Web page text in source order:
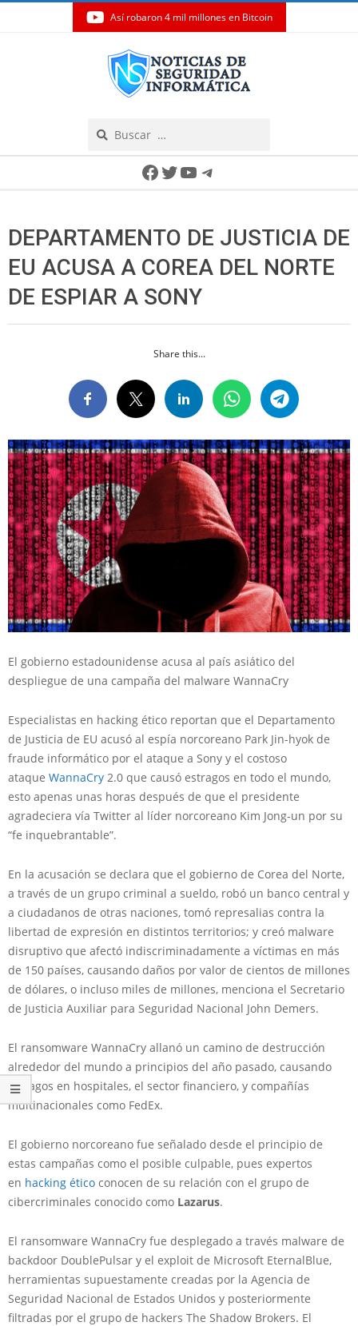
Así robaron 4 mil millones en Bitcoin
Facebook
Twitter
YouTube
Telegram
DEPARTAMENTO DE JUSTICIA DE
EU ACUSA A COREA DEL NORTE
DE ESPIAR A SONY
Share this...
El gobierno estadounidense acusa al país asiático del
despliegue de una campaña del malware WannaCry
Especialistas en hacking ético reportan que el Departamento
de Justicia de EU acusó al espía norcoreano Park Jin-hyok de
fraude informático por el ataque a Sony y el costoso
ataque WannaCry 2.0 que causó estragos en todo el mundo,
esto apenas unas horas después de que el presidente
agradeciera vía Twitter al líder norcoreano Kim Jong-un por su
“fe inquebrantable”.
En la acusación se declara que el gobierno de Corea del Norte,
a través de un grupo criminal a sueldo, robó un banco central y
a ciudadanos de otras naciones, tomó represalias contra la
libertad de expresión en distintos territorios; y creó malware
disruptivo que afectó indiscriminadamente a víctimas en más
de 150 países, causando daños por valor de cientos de millones
de dólares, o incluso miles de millones, menciona el Secretario
de Justicia Auxiliar para Seguridad Nacional John Demers.
El ransomware WannaCry allanó un camino de destrucción
alrededor del mundo a principios del año pasado, causando
estragos en hospitales, el sector financiero, y compañías
multinacionales como FedEx.
El gobierno norcoreano fue señalado desde el principio de
estas campañas como el posible culpable, pues expertos
en hacking ético conocen de su relación con el grupo de
cibercriminales conocido como Lazarus.
El ransomware WannaCry fue desplegado a través malware de
backdoor DoublePulsar y el exploit de Microsoft EternalBlue,
herramientas supuestamente creadas por la Agencia de
Seguridad Nacional de Estados Unidos y posteriormente
filtradas por el grupo de hackers The Shadow Brokers. El